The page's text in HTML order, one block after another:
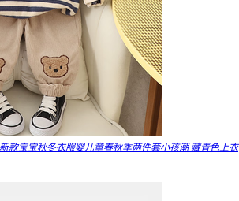
款宝宝秋冬衣服婴儿童春秋季两件套小孩潮 藏青色上衣